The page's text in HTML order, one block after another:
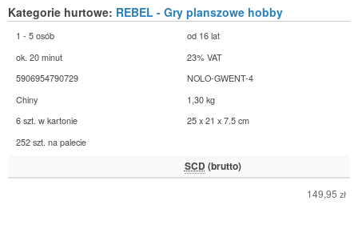
Kategorie hurtowe: REBEL - Gry planszowe hobby
1 - 5 osób
od 16 lat
ok. 20 minut
23% VAT
5906954790729
NOLO-GWENT-4
Chiny
1,30 kg
6 szt. w kartonie
25 x 21 x 7.5 cm
252 szt. na palecie
SCD (brutto)
149,95 zł